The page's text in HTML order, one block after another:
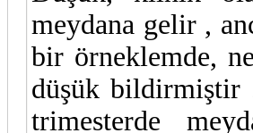
meydana gelir ,
bir örneklemde,
düşük bildirmiştir
trimesterde